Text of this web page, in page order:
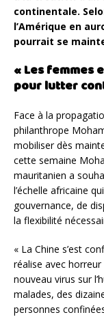
continentale.
l’Amérique en
pourrait se
« Les femmes
pour lutter
Face à la
philanthrope
mobiliser dès
cette semaine
mauritanien a
l’échelle africaine
gouvernance, de
la flexibilité
« La Chine s’est
réalise avec
nouveau virus sur
malades, des
personnes